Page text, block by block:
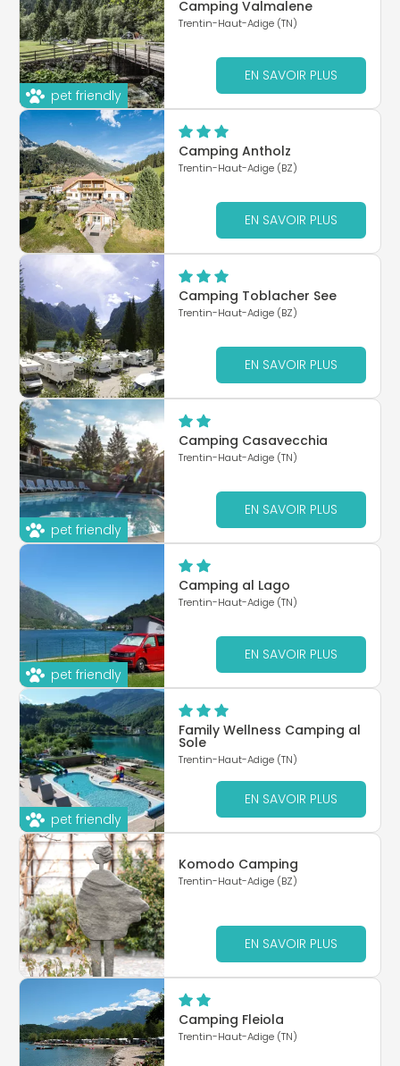
pet friendly
Camping Valmalene
Trentin-Haut-Adige (TN)
EN SAVOIR PLUS
Camping Antholz
Trentin-Haut-Adige (BZ)
EN SAVOIR PLUS
Camping Toblacher See
Trentin-Haut-Adige (BZ)
EN SAVOIR PLUS
pet friendly
Camping Casavecchia
Trentin-Haut-Adige (TN)
EN SAVOIR PLUS
pet friendly
Camping al Lago
Trentin-Haut-Adige (TN)
EN SAVOIR PLUS
pet friendly
Family Wellness Camping al
Sole
Trentin-Haut-Adige (TN)
EN SAVOIR PLUS
Komodo Camping
Trentin-Haut-Adige (BZ)
EN SAVOIR PLUS
Camping Fleiola
Trentin-Haut-Adige (TN)